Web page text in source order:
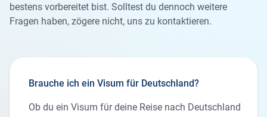
bestens vorbereitet bist. Solltest du dennoch weitere
Fragen haben, zögere nicht, uns zu kontaktieren.
Brauche ich ein Visum für Deutschland?
Ob du ein Visum für deine Reise nach Deutschland